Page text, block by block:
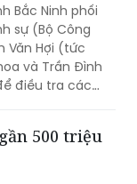
Bắc Ninh phối
sự (Bộ Công
Văn Hợi (tức
và Trần Đình
điều tra các
500 triệu